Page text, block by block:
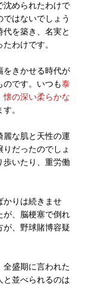
沈められたわけで
ではないでしょう
を築き、名実と
わけです。
をきかせる時代が
のです。いつも泰
懐の深い柔らかな
。
麗な肌と天性の運
だったのでしょ
歩いたり、重労働
かりは続きませ
が、脳梗塞で倒れ
が、野球賭博容疑
全盛期に言われた
と並べられるのは